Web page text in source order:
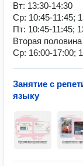
Вт: 13:30-14:30
Ср: 10:45-11:45;
Пт: 10:45-11:45;
Вторая
Ср: 16:00-17:00;
Занятие с
языку